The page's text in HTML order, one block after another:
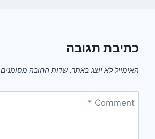
כתיבת תגובה
האימייל לא יוצג באתר. שדות החובה מסומנים
Comment
*